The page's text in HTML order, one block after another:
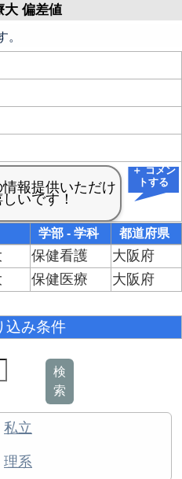
大 偏差値
。
＋ コメン
トする
学部 - 学科 都道府県
保健看護
大阪府
保健医療 大阪府
込み条件
検
索
私立
理系